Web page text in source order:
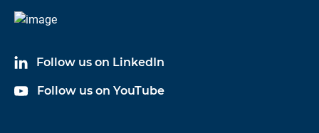
Follow us on LinkedIn
Follow us on YouTube